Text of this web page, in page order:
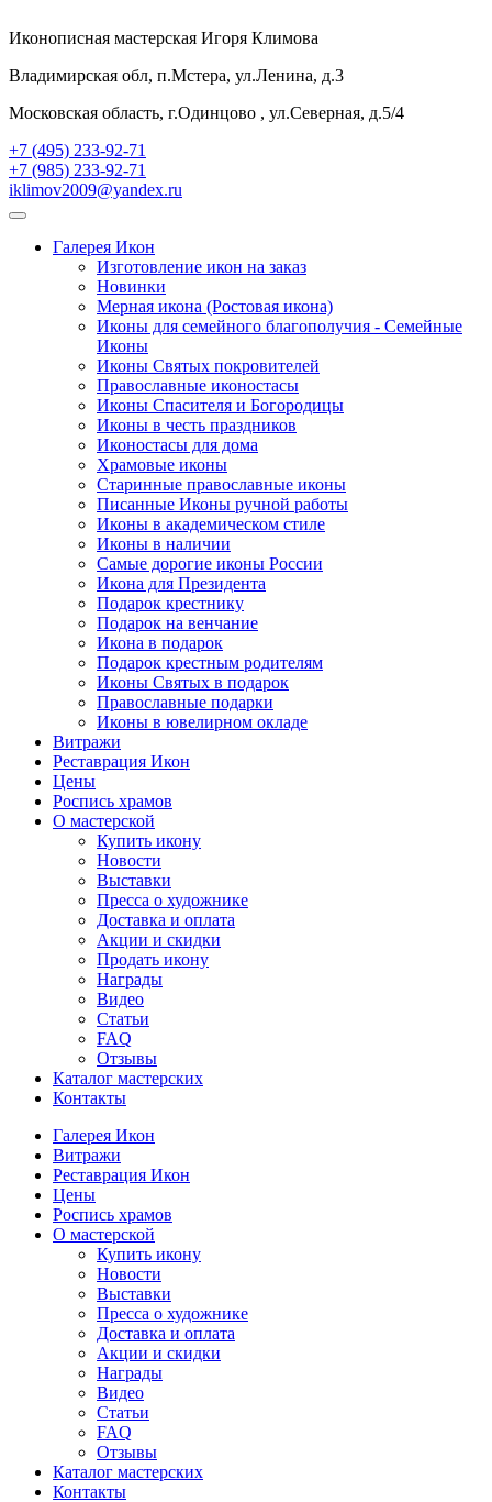
Иконописная мастерская Игоря Климова
Владимирская обл, п.Мстера, ул.Ленина, д.3
Московская область, г.Одинцово , ул.Северная, д.5/4
+7 (495) 233-92-71
+7 (985) 233-92-71
iklimov2009@yandex.ru
Галерея Икон
Изготовление икон на заказ
Новинки
Мерная икона (Ростовая икона)
Иконы для семейного благополучия - Семейные
Иконы
Иконы Святых покровителей
Православные иконостасы
Иконы Спасителя и Богородицы
Иконы в честь праздников
Иконостасы для дома
Храмовые иконы
Старинные православные иконы
Писанные Иконы ручной работы
Иконы в академическом стиле
Иконы в наличии
Самые дорогие иконы России
Икона для Президента
Подарок крестнику
Подарок на венчание
Икона в подарок
Подарок крестным родителям
Иконы Святых в подарок
Православные подарки
Иконы в ювелирном окладе
Витражи
Реставрация Икон
Цены
Роспись храмов
О мастерской
Купить икону
Новости
Выставки
Пресса о художнике
Доставка и оплата
Акции и скидки
Продать икону
Награды
Видео
Статьи
FAQ
Отзывы
Каталог мастерских
Контакты
Галерея Икон
Витражи
Реставрация Икон
Цены
Роспись храмов
О мастерской
Купить икону
Новости
Выставки
Пресса о художнике
Доставка и оплата
Акции и скидки
Награды
Видео
Статьи
FAQ
Отзывы
Каталог мастерских
Контакты